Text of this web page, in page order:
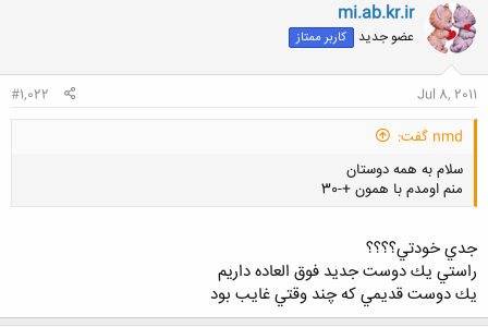
ن
ش
ه
ا
mi.ab.kr.ir
عضو جدید کاربر ممتاز
Jul 8, 2011
#1,022
nmd گفت:
سلام به همه دوستان
منم اومدم با همون +-30
کلیک کنید تا باز شود...
جدي خودتي؟؟؟؟
راستي يك دوست جديد فوق العاده داريم
يك دوست قديمي كه چند وقتي غايب بود